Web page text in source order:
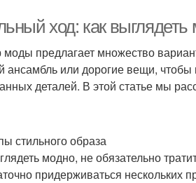
ход: как
предлагает множество
ансамбль или дорогие вещи,
деталей. В этой статье мы
стильного образа
модно, не обязательно
придерживаться нескольких